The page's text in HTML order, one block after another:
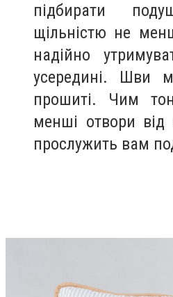
підбирати
щільністю не
надійно
усередині. Шви
прошиті. Чим
менші отвори
прослужить вам